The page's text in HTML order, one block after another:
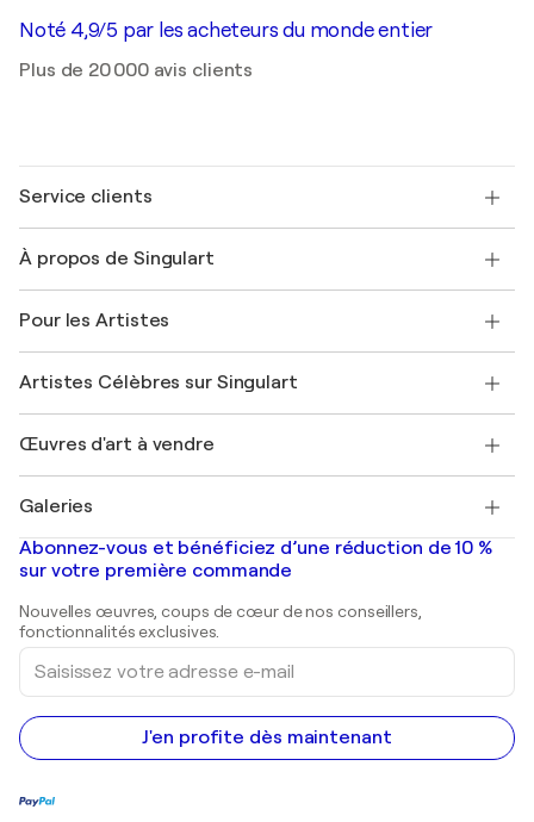
Noté 4,9/5 par les acheteurs du monde entier
Plus de 20 000 avis clients
Service clients
Expédition
Offrir une carte cadeau
Rejoignez notre programme commercial
Mon compte
+33 1 76 44 06 42
À propos de Singulart
FAQ
Magazine Singulart
Emplois
Découvrez une sélection d'art original
Pour les Artistes
Se connecter en tant qu'Artiste
Artistes Célèbres sur Singulart
Marc Chagall
Banksy
Mr. Brainwash
Shepard Fairey
Œuvres d'art à vendre
Tableaux abstraits à vendre
Peintures de paysage
Estampes
Peintures acryliques
Galeries
Galeries d'art en France
Galeries d'art en Belgique
Abonnez-vous et bénéficiez d’une réduction de 10 %
sur votre première commande
Nouvelles œuvres, coups de cœur de nos conseillers,
fonctionnalités exclusives.
Saisissez
votre
adresse
e-
mail
J'en profite dès maintenant